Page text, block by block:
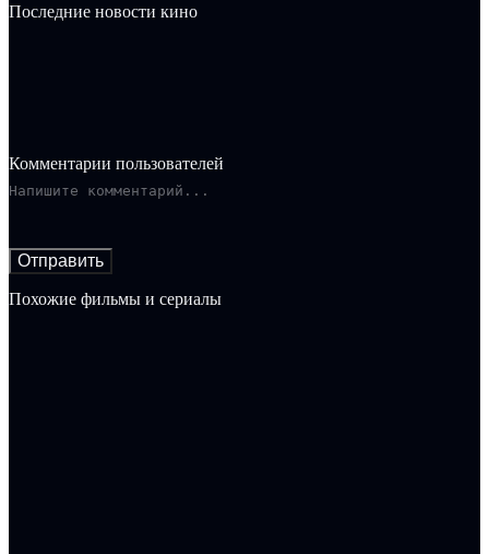
музыкант Селестен, также известный как выдающийся
Последние новости кино
Комментарии пользователей
Отправить
Похожие фильмы и сериалы